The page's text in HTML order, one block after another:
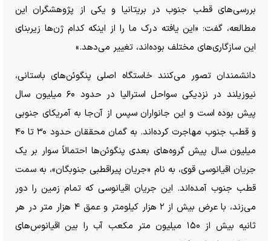
بررسی‌های قطب جنوب در بریتانیا و یکی از پژوهشگران این
مطالعه، گفت: «این یافته درک ما را از اینکه کدام ژن‌ها زیربنای
این سازگاری‌های مختلف بوده‌اند، تغییر می‌دهد.»
دانشمندان تصور می‌کنند خاستگاه اصلی پنگوئن‌های باستانی،
نیوزیلند در نزدیکی سواحل استرالیا در حدود ۶۰ میلیون سال
پیش بوده است و این جانواران سپس از آن‌جا به آمریکای جنوبی
و قطب جنوب مهاجرت کرده‌اند. به گمان محققان حدود ۳۰ تا ۴۰
میلیون سال پیش گروه‌های بعدی پنگوئن‌ها احتمالاً سوار بر یک
جریان اقیانوسی قوی، به نام «جریان پیراقطبی جنوبگان»، به سمت
قطب جنوب آمده‌اند. این جریان اقیانوسی که تمام زمین را دور
می‌زند، با عرض بیش از ۲ هزار کیلومتر و عمق ۴ هزار متر در هر
ثانیه بیش از ۱۵۰ میلیون متر مکعب آب را بین اقیانوس‌های